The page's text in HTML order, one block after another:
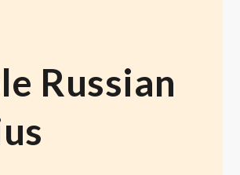
Russian